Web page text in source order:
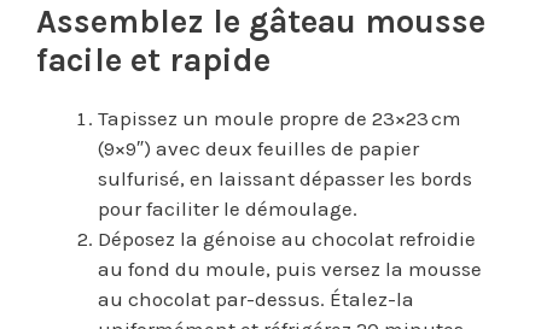
Assemblez le gâteau mousse
facile et rapide
Tapissez un moule propre de 23×23 cm
(9×9″) avec deux feuilles de papier
sulfurisé, en laissant dépasser les bords
pour faciliter le démoulage.
Déposez la génoise au chocolat refroidie
au fond du moule, puis versez la mousse
au chocolat par-dessus. Étalez-la